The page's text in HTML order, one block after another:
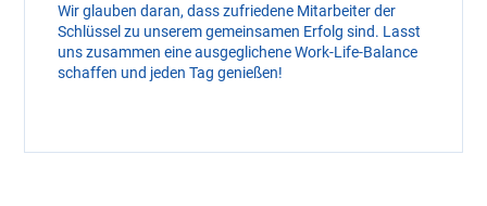
Wir glauben daran, dass zufriedene Mitarbeiter der
Schlüssel zu unserem gemeinsamen Erfolg sind. Lasst
uns zusammen eine ausgeglichene Work-Life-Balance
schaffen und jeden Tag genießen!